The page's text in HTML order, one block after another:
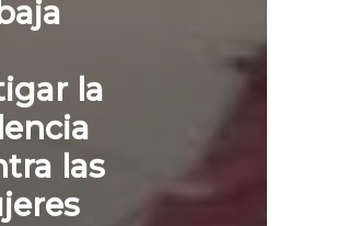
la
las